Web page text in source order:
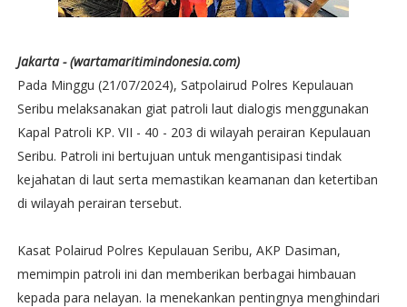
Jakarta - (wartamaritimindonesia.com)
Pada Minggu (21/07/2024), Satpolairud Polres Kepulauan
Seribu melaksanakan giat patroli laut dialogis menggunakan
Kapal Patroli KP. VII - 40 - 203 di wilayah perairan Kepulauan
Seribu. Patroli ini bertujuan untuk mengantisipasi tindak
kejahatan di laut serta memastikan keamanan dan ketertiban
di wilayah perairan tersebut.
Kasat Polairud Polres Kepulauan Seribu, AKP Dasiman,
memimpin patroli ini dan memberikan berbagai himbauan
kepada para nelayan. Ia menekankan pentingnya menghindari